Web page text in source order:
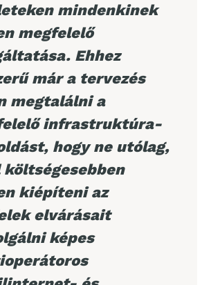
mindenkinek
megfelelő
Ehhez
már a tervezés
megtalálni a
infrastruktúra-
hogy ne utólag,
költségesebben
kiépíteni az
elvárásait
képes